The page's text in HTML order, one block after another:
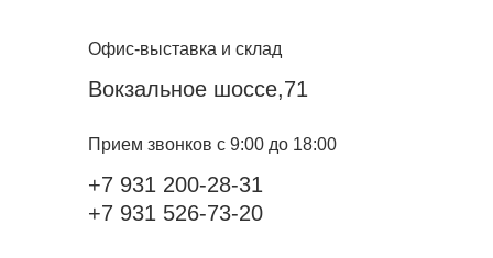
Офис-выставка и склад
Вокзальное шоссе,71
Прием звонков с 9:00 до 18:00
+7 931 200-28-31
+7 931 526-73-20